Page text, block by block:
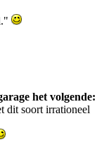
het volgende:
dit soort irrationeel